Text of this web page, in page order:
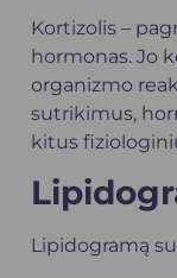
Kortizolis –
hormonas. Jo
organizmo
sutrikimus,
kitus
Lipidogramą